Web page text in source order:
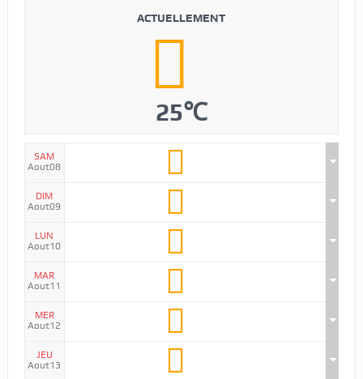
ACTUELLEMENT
25℃
SAM
Aout08
DIM
Aout09
LUN
Aout10
MAR
Aout11
MER
Aout12
JEU
Aout13